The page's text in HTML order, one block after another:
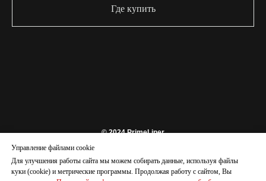
Где купить
© 2024 PrimeLiner
Управление файлами cookie
Для улучшения работы сайта мы можем собирать данные, используя файлы
куки (cookie) и метрические программы. Продолжая работу с сайтом, Вы